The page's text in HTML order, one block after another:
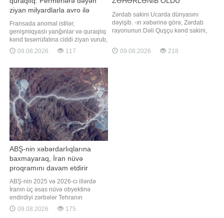
ziyan milyardlarla avro ilə
ölçülür
Fransada anomal istilər,
genişmiqyaslı yanğınlar və quraqlıq
kənd təsərrüfatına ciddi ziyan vurub,
nəticədə fermerlərə dəyən itkilərin
kompensasiyası üçün milyardlarla
bunu Fransanın ən böyük kənd
təsərrüfatı həmkarlar ittifaqının
rəhbəri Arno Russo "Franceinfo"
09.08.2026 117
Zərdab sakini Ucarda dünyasını
dəyişib. -ın xəbərinə görə, Zərdab
rayonunun Dəli Quşçu kənd sakini,
zəhərlənmə diaqnozu ilə Ucar
Rayon Mərkəzi Xəstəxanasına
09.08.2026 218
ABŞ-nin xəbərdarlıqlarına
baxmayaraq, İran nüvə
proqramını davam etdirir
ABŞ-nin 2025 və 2026-cı illərdə
İranın üç əsas nüvə obyektinə
endirdiyi zərbələr Tehranın
proqramını tam dayandırmayıb,
sadəcə onun icrasını ləngidib.
09.08.2026 175